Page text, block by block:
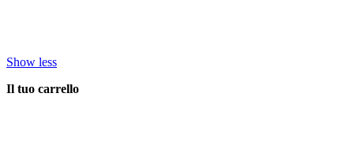
Show less
Il tuo carrello